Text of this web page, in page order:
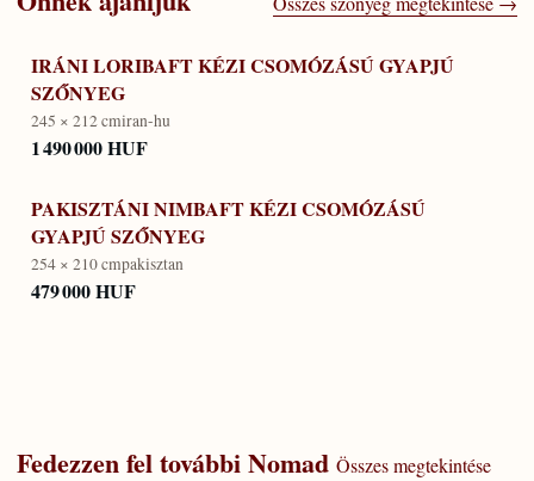
IRÁNI LORIBAFT KÉZI CSOMÓZÁSÚ GYAPJÚ
SZŐNYEG
245 × 212 cmiran-hu
1 490 000 HUF
PAKISZTÁNI NIMBAFT KÉZI CSOMÓZÁSÚ
GYAPJÚ SZŐNYEG
254 × 210 cmpakisztan
479 000 HUF
Fedezzen fel továbbiNomad Összes megtekintése